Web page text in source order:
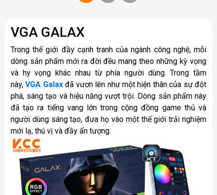
VGA GALAX
Trong thế giới đầy cạnh tranh của ngành công nghệ, mỗi
dòng sản phẩm mới ra đời đều mang theo những kỳ vọng
và hy vọng khác nhau từ phía người dùng. Trong tầm
này,VGA Galaxđã vươn lên như một hiện thân của sự đột
phá, sáng tạo và hiệu năng vượt trội. Dòng sản phẩm này
đã tạo ra tiếng vang lớn trong cộng đồng game thủ và
người dùng sáng tạo, đưa họ vào một thế giới trải nghiệm
mới lạ, thú vị và đầy ấn tượng.